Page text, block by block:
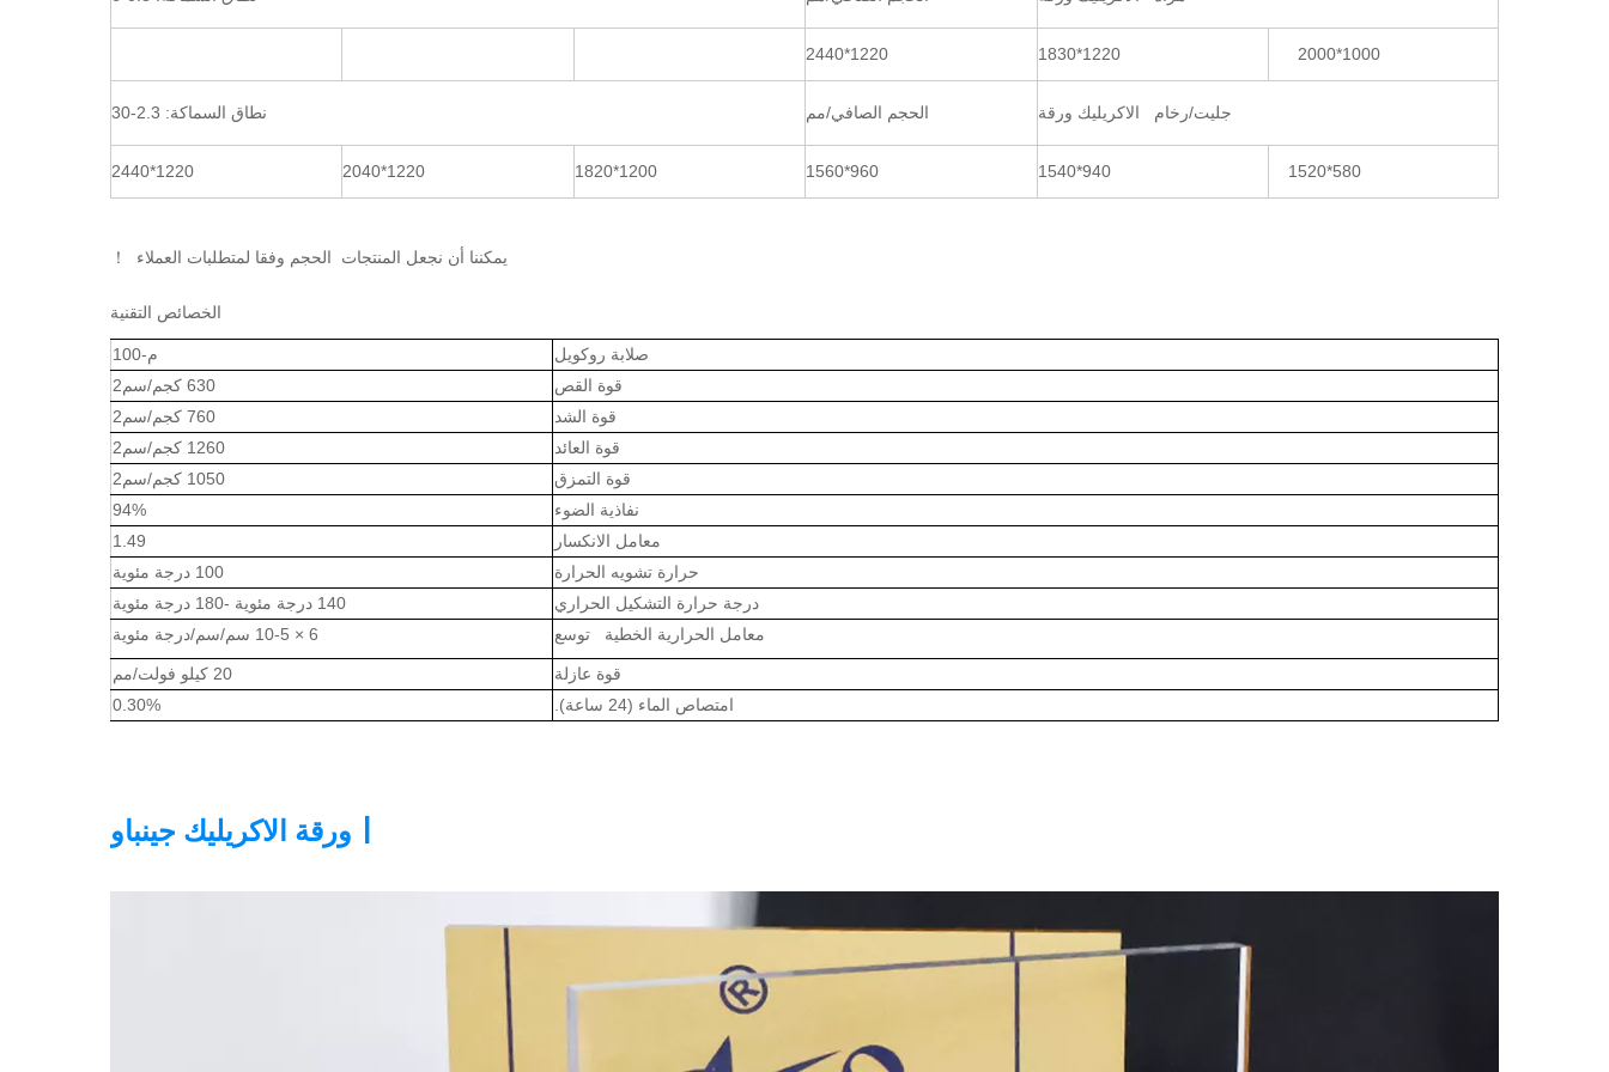
1000*2000
1220*2440
جليت/رخام الاكريليك ورقة الحجم الصافي/مم نطاق السماكة: 2.3-30
580*1520
940*1540
960*1560
1200*1820
1220*2040
1220*2440
يمكننا أن نجعل المنتجات الحجم وفقا لمتطلبات العملاء ！
الخصائص التقنية
صلابة روكويل
م-100
قوة القص
قوة الشد
قوة العائد
قوة التمزق
نفاذية الضوء
معامل الانكسار
حرارة تشويه الحرارة
درجة حرارة التشكيل الحراري
معامل الحرارية الخطية توسع
قوة عازلة
امتصاص الماء (24 ساعة).
ورقة الاكريليك جينباو